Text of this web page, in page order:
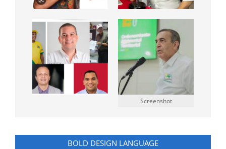
Screenshot
BOLD DESIGN LANGUAGE